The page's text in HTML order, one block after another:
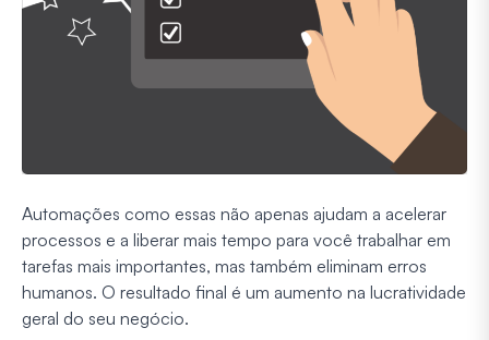
Automações como essas não apenas ajudam a acelerar
processos e a liberar mais tempo para você trabalhar em
tarefas mais importantes, mas também eliminam erros
humanos. O resultado final é um aumento na lucratividade
geral do seu negócio.